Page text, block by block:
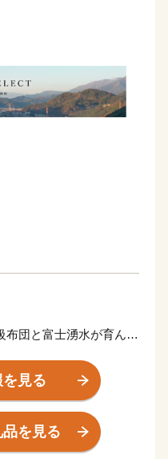
団と富士湧水が育んだ
味を追及した上質な特
級羽毛布団として全国
見る
を見る